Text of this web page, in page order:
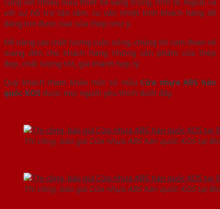
với sự hỗ trợ tận tâm, tư vấn nhiệt tình khách hàng dễ
dàng tìm được loại cửa thép như ý.
Để nâng cao chất lượng cuộc sống, chúng tôi cam đoan sẽ
mang đến cho khách hàng những sản phẩm cửa thép
đẹp, chất lượng tốt, giá thành hợp lý.
Quý khách tham khảo một số mẫu Cửa nhựa ABS hàn
quốc KOS được mọi người yêu thích dưới đây.
Thi công, báo giá Cửa nhựa ABS hàn quốc KOS tại
Thi công, báo giá Cửa nhựa ABS hàn quốc KOS tại